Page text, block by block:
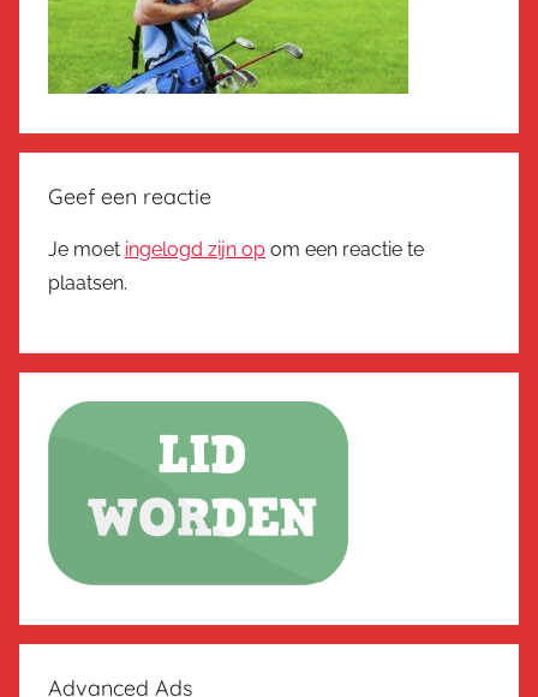
Geef een reactie
Je moet ingelogd zijn op om een reactie te
plaatsen.
Advanced Ads